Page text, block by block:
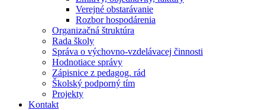
Verejné obstarávanie
Rozbor hospodárenia
Organizačná štruktúra
Rada školy
Správa o výchovno-vzdelávacej činnosti
Hodnotiace správy
Zápisnice z pedagog. rád
Školský podporný tím
Projekty
Kontakt